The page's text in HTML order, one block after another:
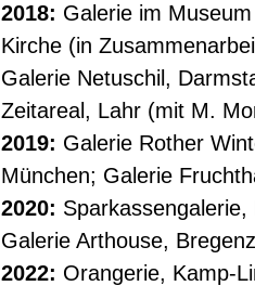
2018: Galerie im
Kirche (in
Galerie Netuschil,
Zeitareal, Lahr (mit M.
2019: Galerie Rother
München; Galerie
2020:
Galerie Arthouse,
2022: Orangerie, Kamp-